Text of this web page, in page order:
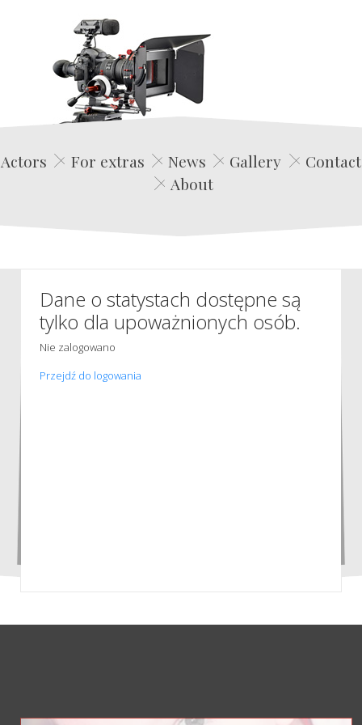
Edwin Film Agencja Aktorska
Actors For extras News Gallery
Contact
About
Dane o statystach dostępne są
tylko dla upoważnionych osób.
Nie zalogowano
Przejdź do logowania